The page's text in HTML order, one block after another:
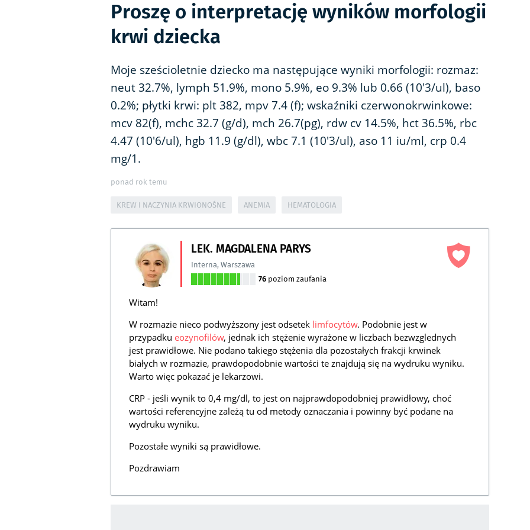
Proszę o interpretację wyników morfologii
krwi dziecka
Moje sześcioletnie dziecko ma następujące wyniki morfologii: rozmaz:
neut 32.7%, lymph 51.9%, mono 5.9%, eo 9.3% lub 0.66 (10'3/ul), baso
0.2%; płytki krwi: plt 382, mpv 7.4 (f); wskaźniki czerwonokrwinkowe:
mcv 82(f), mchc 32.7 (g/d), mch 26.7(pg), rdw cv 14.5%, hct 36.5%, rbc
4.47 (10'6/ul), hgb 11.9 (g/dl), wbc 7.1 (10'3/ul), aso 11 iu/ml, crp 0.4
mg/1.
ponad rok temu
KREW I NACZYNIA KRWIONOŚNE ANEMIA HEMATOLOGIA
LEK. MAGDALENA PARYS
Interna,Warszawa
76 poziom zaufania
Witam!
W rozmazie nieco podwyższony jest odsetek limfocytów. Podobnie jest w
przypadku eozynofilów, jednak ich stężenie wyrażone w liczbach bezwzglednych
jest prawidłowe. Nie podano takiego stężenia dla pozostałych frakcji krwinek
białych w rozmazie, prawdopodobnie wartości te znajdują się na wydruku wyniku.
Warto więc pokazać je lekarzowi.
CRP - jeśli wynik to 0,4 mg/dl, to jest on najprawdopodobniej prawidłowy, choć
wartości referencyjne zależą tu od metody oznaczania i powinny być podane na
wydruku wyniku.
Pozostałe wyniki są prawidłowe.
Pozdrawiam